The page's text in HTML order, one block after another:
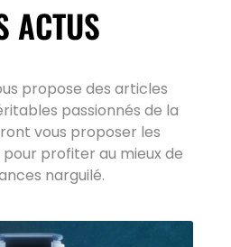
ACTUS
propose des articles
passionnés de la
vous proposer les
profiter au mieux de
narguilé.